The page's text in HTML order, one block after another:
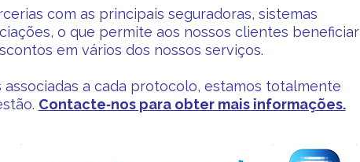
com as principais seguradoras, sistemas
o que permite aos nossos clientes beneficiar
em vários dos nossos serviços.
a cada protocolo, estamos totalmente
Contacte‑nos para obter mais informações.